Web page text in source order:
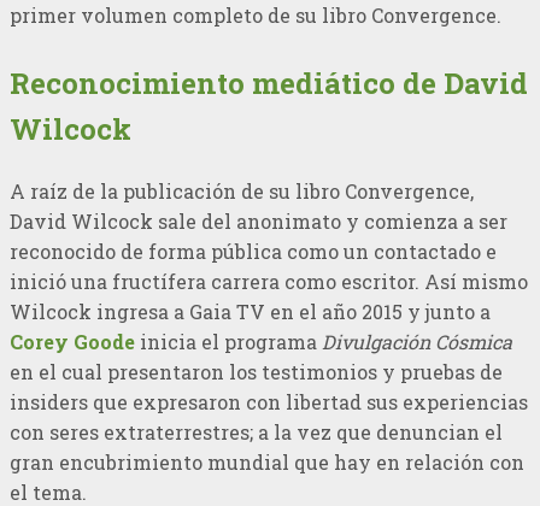
primer volumen completo de su libro Convergence.
Reconocimiento mediático de David
Wilcock
A raíz de la publicación de su libro Convergence,
David Wilcock sale del anonimato y comienza a ser
reconocido de forma pública como un contactado e
inició una fructífera carrera como escritor. Así mismo
Wilcock ingresa a Gaia TV en el año 2015 y junto a
Corey Goode inicia el programaDivulgación Cósmica
en el cual presentaron los testimonios y pruebas de
insiders que expresaron con libertad sus experiencias
con seres extraterrestres; a la vez que denuncian el
gran encubrimiento mundial que hay en relación con
el tema.